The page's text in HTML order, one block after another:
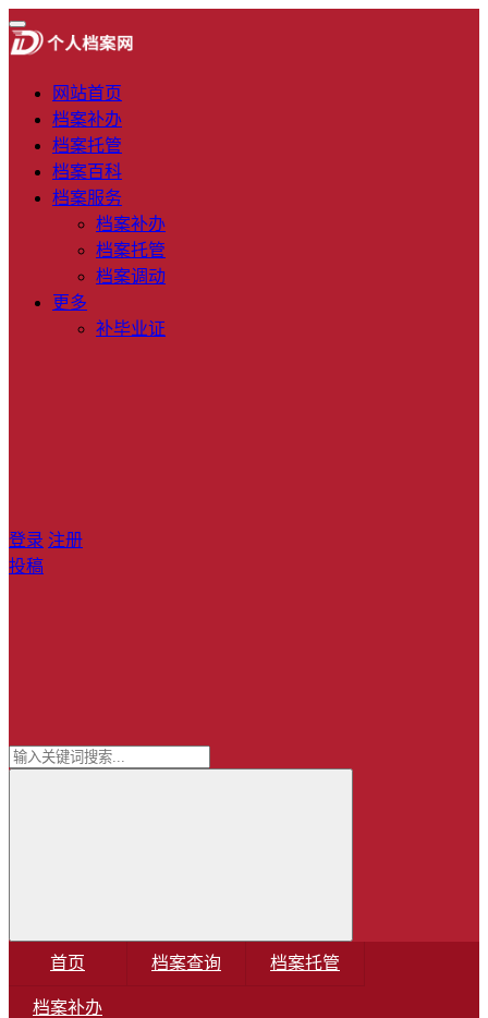
网站首页
档案补办
档案托管
档案百科
档案服务
档案补办
档案托管
档案调动
更多
补毕业证
登录 注册
投稿
首页 档案查询 档案托管
档案补办